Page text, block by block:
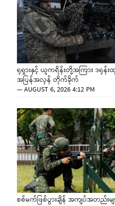
ရုရှားနှင့် ယူကရိန်းတို့အကြား ဒရုန်
အပြန်အလှန် တိုက်ခိုက်
—AUGUST 6, 2026 4:12 PM
စစ်မက်ဖြစ်ပွားချိန် အကျပ်အတည်း